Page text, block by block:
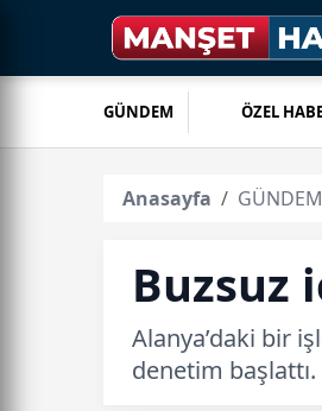
GÜNDEM ÖZEL
Anasayfa GÜNDEM
Buzsuz
Alanya’daki bir
denetim başlattı.